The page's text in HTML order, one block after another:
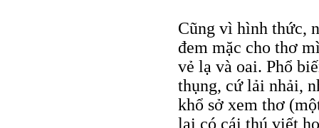
Cũng vì hình thức,
đem mặc cho thơ
vẻ lạ và oai. Phổ
thụng, cứ lải nhải,
khổ sở xem thơ
lại có cái thú viết